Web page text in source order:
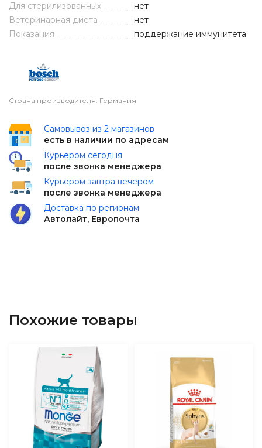
Для стерилизованных
нет
Ветеринарная диета
нет
Показания
поддержание иммунитета
Страна производителя: Германия
Самовывоз из 2 магазинов
есть в наличии по адресам
Курьером сегодня
после звонка менеджера
Курьером завтра вечером
после звонка менеджера
Доставка по регионам
Автолайт, Европочта
Похожие товары